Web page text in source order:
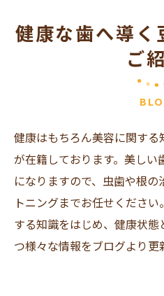
健康な歯へ導く
ご
健康はもちろん美容に関す
が在籍しております。美し
になりますので、虫歯や根
トニングまでお任せくださ
する知識をはじめ、健康状
つ様々な情報をブログより更